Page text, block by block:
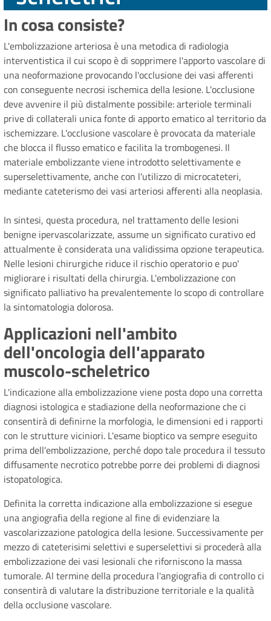
In cosa consiste?
L'embolizzazione arteriosa è una metodica di radiologia
interventistica il cui scopo è di sopprimere l'apporto vascolare di
una neoformazione provocando l'occlusione dei vasi afferenti
con conseguente necrosi ischemica della lesione. L'occlusione
deve avvenire il più distalmente possibile: arteriole terminali
prive di collaterali unica fonte di apporto ematico al territorio da
ischemizzare. L'occlusione vascolare è provocata da materiale
che blocca il flusso ematico e facilita la trombogenesi. Il
materiale embolizzante viene introdotto selettivamente e
superselettivamente, anche con l'utilizzo di microcateteri,
mediante cateterismo dei vasi arteriosi afferenti alla neoplasia.
In sintesi, questa procedura, nel trattamento delle lesioni
benigne ipervascolarizzate, assume un significato curativo ed
attualmente è considerata una validissima opzione terapeutica.
Nelle lesioni chirurgiche riduce il rischio operatorio e puo'
migliorare i risultati della chirurgia. L'embolizzazione con
significato palliativo ha prevalentemente lo scopo di controllare
la sintomatologia dolorosa.
Applicazioni nell'ambito
dell'oncologia dell'apparato
muscolo-scheletrico
L'indicazione alla embolizzazione viene posta dopo una corretta
diagnosi istologica e stadiazione della neoformazione che ci
consentirà di definirne la morfologia, le dimensioni ed i rapporti
con le strutture viciniori. L'esame bioptico va sempre eseguito
prima dell'embolizzazione, perché dopo tale procedura il tessuto
diffusamente necrotico potrebbe porre dei problemi di diagnosi
istopatologica.
Definita la corretta indicazione alla embolizzazione si esegue
una angiografia della regione al fine di evidenziare la
vascolarizzazione patologica della lesione. Successivamente per
mezzo di cateterisimi selettivi e superselettivi si procederà alla
embolizzazione dei vasi lesionali che riforniscono la massa
tumorale. Al termine della procedura l'angiografia di controllo ci
consentirà di valutare la distribuzione territoriale e la qualità
della occlusione vascolare.